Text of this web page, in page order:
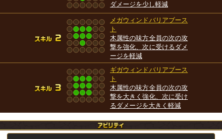
ダメージを少し軽減
メガウィンドバリアブース
ト
木属性の味方全員の次の攻
撃を強化、次に受けるダメ
ージを軽減
ギガウィンドバリアブース
ト
木属性の味方全員の次の攻
撃を大きく強化、次に受け
るダメージを大きく軽減